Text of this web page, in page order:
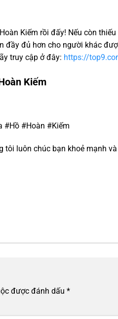
Kiếm rồi đấy! Nếu còn
đầy đủ hơn cho người khác
truy cập ở đây: https://
Kiếm
#Hồ #Hoàn #Kiếm
luôn chúc bạn khoẻ mạnh
được đánh dấu *